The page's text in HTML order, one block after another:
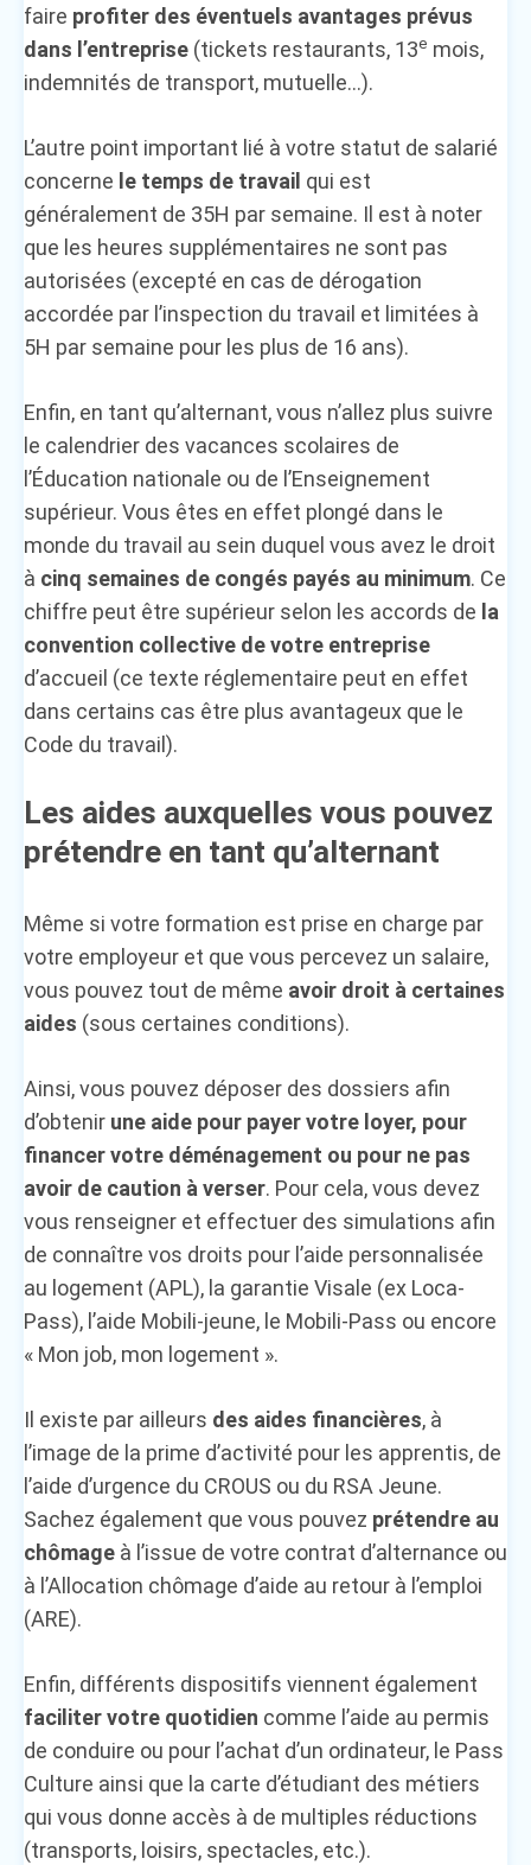
faire profiter des éventuels avantages prévus
dans l’entreprise (tickets restaurants, 13e mois,
indemnités de transport, mutuelle…).
L’autre point important lié à votre statut de salarié
concerne le temps de travail qui est
généralement de 35H par semaine. Il est à noter
que les heures supplémentaires ne sont pas
autorisées (excepté en cas de dérogation
accordée par l’inspection du travail et limitées à
5H par semaine pour les plus de 16 ans).
Enfin, en tant qu’alternant, vous n’allez plus suivre
le calendrier des vacances scolaires de
l’Éducation nationale ou de l’Enseignement
supérieur. Vous êtes en effet plongé dans le
monde du travail au sein duquel vous avez le droit
à cinq semaines de congés payés au minimum. Ce
chiffre peut être supérieur selon les accords de la
convention collective de votre entreprise
d’accueil (ce texte réglementaire peut en effet
dans certains cas être plus avantageux que le
Code du travail).
Les aides auxquelles vous pouvez
prétendre en tant qu’alternant
Même si votre formation est prise en charge par
votre employeur et que vous percevez un salaire,
vous pouvez tout de même avoir droit à certaines
aides (sous certaines conditions).
Ainsi, vous pouvez déposer des dossiers afin
d’obtenir une aide pour payer votre loyer, pour
financer votre déménagement ou pour ne pas
avoir de caution à verser. Pour cela, vous devez
vous renseigner et effectuer des simulations afin
de connaître vos droits pour l’aide personnalisée
au logement (APL), la garantie Visale (ex Loca-
Pass), l’aide Mobili-jeune, le Mobili-Pass ou encore
« Mon job, mon logement ».
Il existe par ailleurs des aides financières, à
l’image de la prime d’activité pour les apprentis, de
l’aide d’urgence du CROUS ou du RSA Jeune.
Sachez également que vous pouvez prétendre au
chômage à l’issue de votre contrat d’alternance ou
à l’Allocation chômage d’aide au retour à l’emploi
(ARE).
Enfin, différents dispositifs viennent également
faciliter votre quotidien comme l’aide au permis
de conduire ou pour l’achat d’un ordinateur, le Pass
Culture ainsi que la carte d’étudiant des métiers
qui vous donne accès à de multiples réductions
(transports, loisirs, spectacles, etc.).